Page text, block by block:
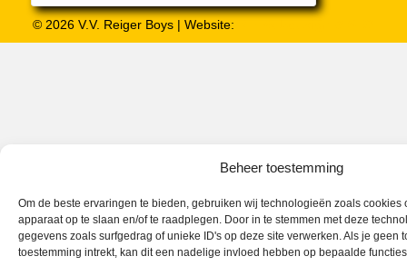
Beheer toestemming
Om de beste ervaringen te bieden, gebruiken wij technologieën zoals cookies
apparaat op te slaan en/of te raadplegen. Door in te stemmen met deze
gegevens zoals surfgedrag of unieke ID's op deze site verwerken. Als je geen
toestemming intrekt, kan dit een nadelige invloed hebben op bepaalde
© 2026 V.V. Reiger Boys | Website: